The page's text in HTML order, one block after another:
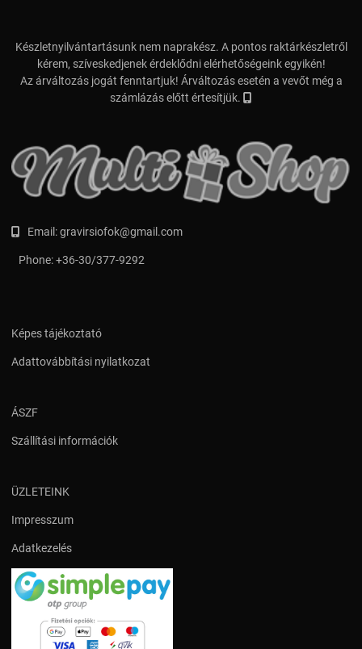
Készletnyilvántartásunk nem naprakész. A pontos raktárkészletről
kérem, szíveskedjenek érdeklődni elérhetőségeink egyikén!
Az árváltozás jogát fenntartjuk! Árváltozás esetén a vevőt még a
számlázás előtt értesítjük.
Email:gravirsiofok@gmail.com
Phone:+36-30/377-9292
Képes tájékoztató
Adattovábbítási nyilatkozat
ÁSZF
Szállítási információk
ÜZLETEINK
Impresszum
Adatkezelés